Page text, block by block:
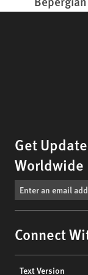
Get
Worldwide
Connect
Text Version